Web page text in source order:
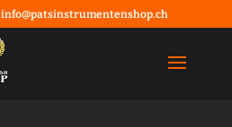
info@patsinstrumentenshop.ch